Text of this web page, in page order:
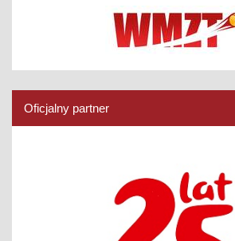
Oficjalny partner